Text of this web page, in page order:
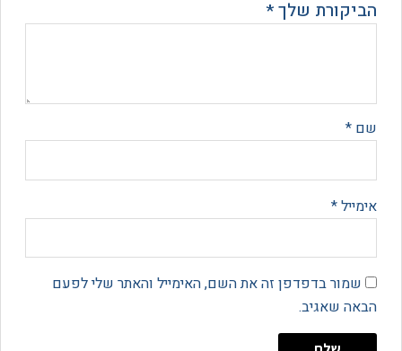
שלך*
בדפדפן זה את השם, האימייל והאתר שלי לפעם
שאגיב.